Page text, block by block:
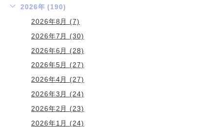
2026年 (190)
2026年8月 (7)
2026年7月 (30)
2026年6月 (28)
2026年5月 (27)
2026年4月 (27)
2026年3月 (24)
2026年2月 (23)
2026年1月 (24)